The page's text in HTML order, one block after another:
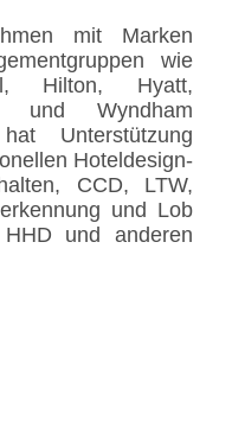
mit Marken
wie
Hilton, Hyatt,
und Wyndham
hat Unterstützung
Hoteldesign-
CCD, LTW,
und Lob
und anderen